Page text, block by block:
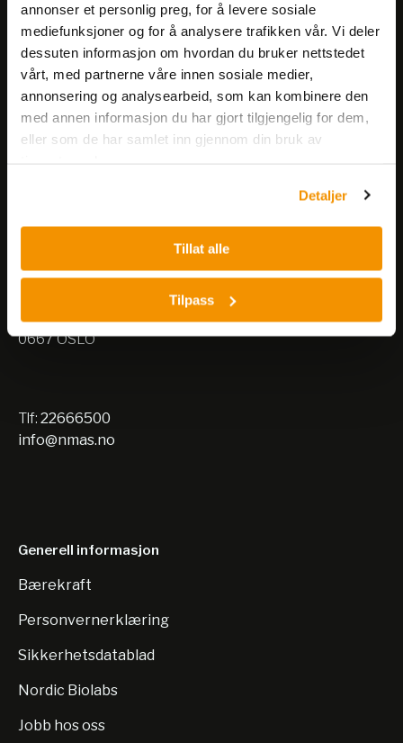
annonser et personlig preg, for å levere sosiale
mediefunksjoner og for å analysere trafikken vår. Vi deler
dessuten informasjon om hvordan du bruker nettstedet
vårt, med partnerne våre innen sosiale medier,
annonsering og analysearbeid, som kan kombinere den
med annen informasjon du har gjort tilgjengelig for dem,
eller som de har samlet inn gjennom din bruk av
Detaljer
Tillat alle
Tilpass
Meld på nyhetsbrev
Besøksadresse:
0667 OSLO
Nils Hansens vei 10
0667 OSLO
Tlf: 22666500
info@nmas.no
Generell informasjon
Bærekraft
Personvernerklæring
Sikkerhetsdatablad
Nordic Biolabs
Jobb hos oss